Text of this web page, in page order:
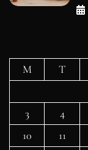
M
T
3
4
10
11